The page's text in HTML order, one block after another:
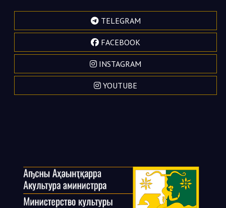
TELEGRAM
FACEBOOK
INSTAGRAM
YOUTUBE